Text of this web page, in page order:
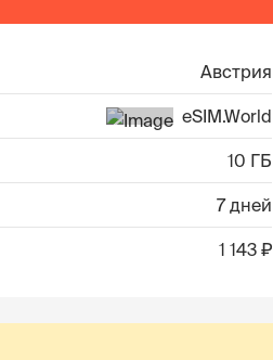
Австрия
eSIM.World
10 ГБ
7 дней
1 143 ₽